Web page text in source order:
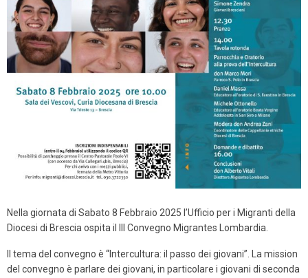
Nella giornata di Sabato 8 Febbraio 2025 l’Ufficio per i Migranti della
Diocesi di Brescia ospita il III Convegno Migrantes Lombardia.
Il tema del convegno è “Intercultura: il passo dei giovani”. La mission
del convegno è parlare dei giovani, in particolare i giovani di seconda